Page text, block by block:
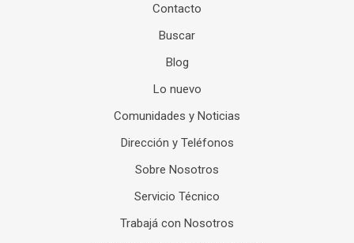
Contacto
Buscar
Blog
Lo nuevo
Comunidades y Noticias
Dirección y Teléfonos
Sobre Nosotros
Servicio Técnico
Trabajá con Nosotros